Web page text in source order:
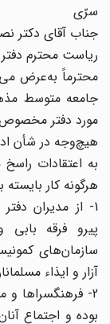
سرّی
جناب آقای دکتر نصر
ریاست محترم
محترماً به‌عرض
جامعه متوسط
مورد دفتر مخصوص
هیچ‌وجه در شأن
به اعتقادات
هرگونه کار
1- از مدیران
پیرو فرقه
سازمان‌های
آزار و ایذاء
2- فرهنگسراها و
بوده و اجتماع